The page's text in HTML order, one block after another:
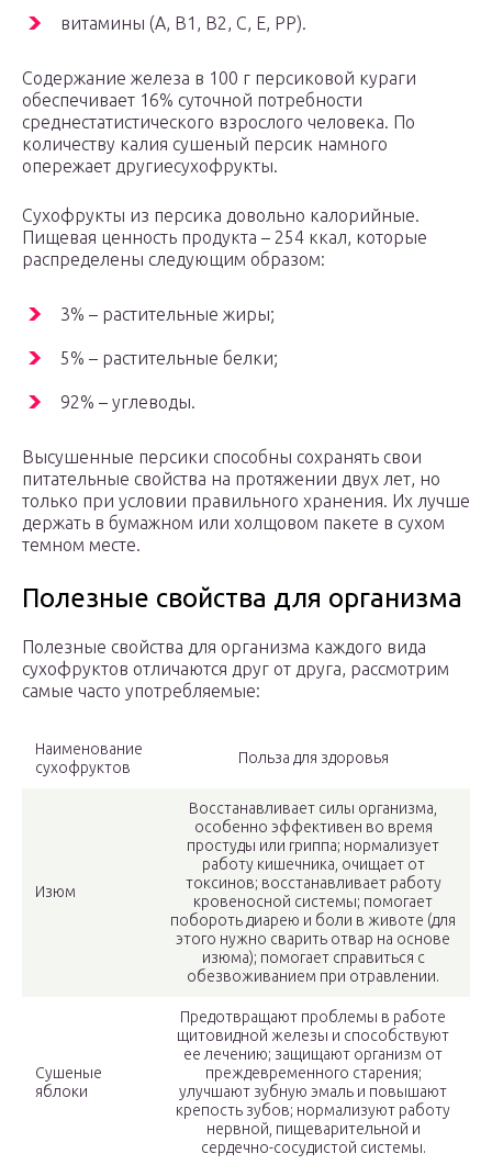
витамины (А, В1, В2, С, Е, РР).
Содержание железа в 100 г персиковой кураги
обеспечивает 16% суточной потребности
среднестатистического взрослого человека. По
количеству калия сушеный персик намного
опережает другиесухофрукты.
Сухофрукты из персика довольно калорийные.
Пищевая ценность продукта – 254 ккал, которые
распределены следующим образом:
3% – растительные жиры;
5% – растительные белки;
92% – углеводы.
Высушенные персики способны сохранять свои
питательные свойства на протяжении двух лет, но
только при условии правильного хранения. Их лучше
держать в бумажном или холщовом пакете в сухом
темном месте.
Полезные свойства для организма
Полезные свойства для организма каждого вида
сухофруктов отличаются друг от друга, рассмотрим
самые часто употребляемые:
Наименование
сухофруктов
Польза для здоровья
Изюм
Восстанавливает силы организма,
особенно эффективен во время
простуды или гриппа; нормализует
работу кишечника, очищает от
токсинов; восстанавливает работу
кровеносной системы; помогает
побороть диарею и боли в животе (для
этого нужно сварить отвар на основе
изюма); помогает справиться с
обезвоживанием при отравлении.
Сушеные
яблоки
Предотвращают проблемы в работе
щитовидной железы и способствуют
ее лечению; защищают организм от
преждевременного старения;
улучшают зубную эмаль и повышают
крепость зубов; нормализуют работу
нервной, пищеварительной и
сердечно-сосудистой системы.